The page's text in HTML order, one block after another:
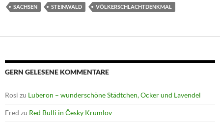
SACHSEN
STEINWALD VÖLKERSCHLACHTDENKMAL
GERN GELESENE KOMMENTARE
Rosi zu Luberon – wunderschöne Städtchen, Ocker und Lavendel
Fred zu Red Bulli in Česky Krumlov